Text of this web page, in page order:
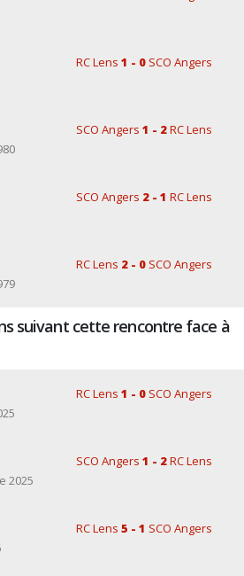
RC Lens 1 - 0 SCO Angers
SCO Angers 1 - 2RC Lens
SCO Angers 2 - 1 RC Lens
RC Lens 2 - 0 SCO Angers
suivant cette rencontre face à
RC Lens 1 - 0 SCO Angers
SCO Angers 1 - 2RC Lens
2025
RC Lens 5 - 1 SCO Angers